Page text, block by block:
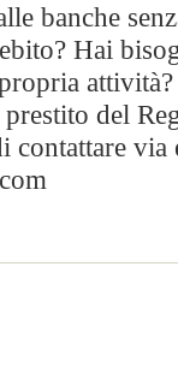
banche
Hai
del
contattare via